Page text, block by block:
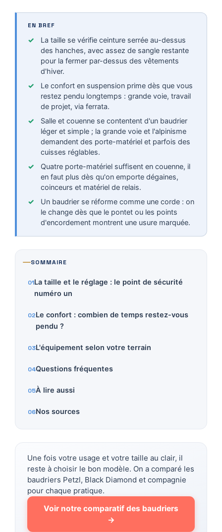
EN BREF
La taille se vérifie ceinture serrée au-dessus
des hanches, avec assez de sangle restante
pour la fermer par-dessus des vêtements
d'hiver.
Le confort en suspension prime dès que vous
restez pendu longtemps : grande voie, travail
de projet, via ferrata.
Salle et couenne se contentent d'un baudrier
léger et simple ; la grande voie et l'alpinisme
demandent des porte-matériel et parfois des
cuisses réglables.
Quatre porte-matériel suffisent en couenne, il
en faut plus dès qu'on emporte dégaines,
coinceurs et matériel de relais.
Un baudrier se réforme comme une corde : on
le change dès que le pontet ou les points
d'encordement montrent une usure marquée.
SOMMAIRE
La taille et le réglage : le point de sécurité
numéro un
Le confort : combien de temps restez-vous
pendu ?
L'équipement selon votre terrain
Questions fréquentes
À lire aussi
Nos sources
Une fois votre usage et votre taille au clair, il
reste à choisir le bon modèle. On a comparé les
baudriers Petzl, Black Diamond et compagnie
pour chaque pratique.
Voir notre comparatif des baudriers
→